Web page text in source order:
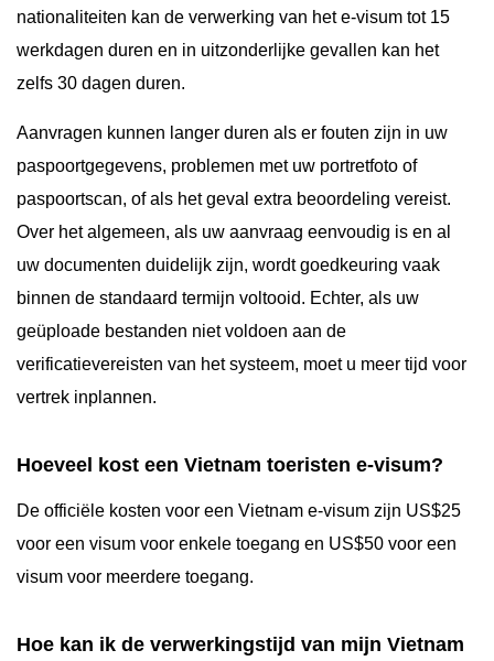
nationaliteiten kan de verwerking van het e-visum tot 15
werkdagen duren en in uitzonderlijke gevallen kan het
zelfs 30 dagen duren.
Aanvragen kunnen langer duren als er fouten zijn in uw
paspoortgegevens, problemen met uw portretfoto of
paspoortscan, of als het geval extra beoordeling vereist.
Over het algemeen, als uw aanvraag eenvoudig is en al
uw documenten duidelijk zijn, wordt goedkeuring vaak
binnen de standaard termijn voltooid. Echter, als uw
geüploade bestanden niet voldoen aan de
verificatievereisten van het systeem, moet u meer tijd voor
vertrek inplannen.
Hoeveel kost een Vietnam toeristen e-visum?
De officiële kosten voor een Vietnam e-visum zijn US$25
voor een visum voor enkele toegang en US$50 voor een
visum voor meerdere toegang.
Hoe kan ik de verwerkingstijd van mijn Vietnam